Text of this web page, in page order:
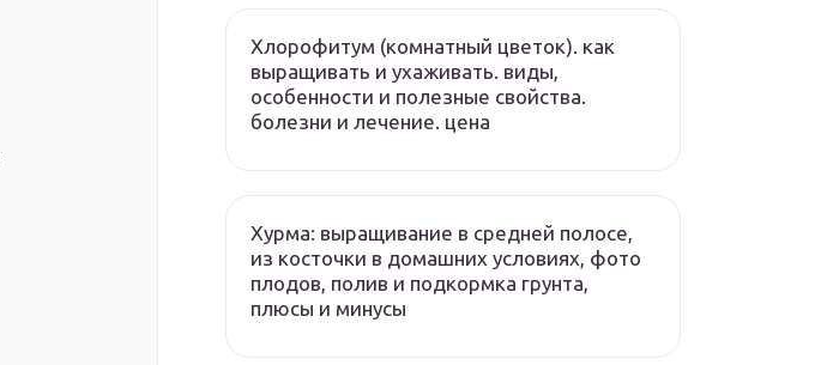
Хлорофитум (комнатный цветок). как
выращивать и ухаживать. виды,
особенности и полезные свойства.
болезни и лечение. цена
Хурма: выращивание в средней полосе,
из косточки в домашних условиях, фото
плодов, полив и подкормка грунта,
плюсы и минусы